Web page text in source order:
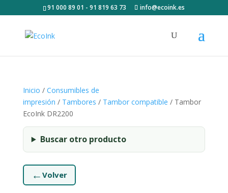
91 000 89 01 - 91 819 63 73 info@ecoink.es
Inicio / Consumibles de
impresión / Tambores / Tambor compatible / Tambor
EcoInk DR2200
Buscar otro producto
← Volver